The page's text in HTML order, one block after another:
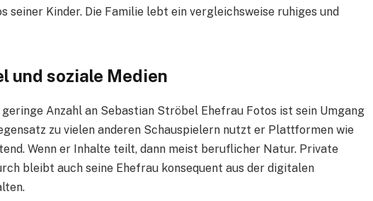
Kinder. Die Familie lebt ein vergleichsweise ruhiges und
und soziale Medien
Anzahl an Sebastian Ströbel Ehefrau Fotos ist sein Umgang
zu vielen anderen Schauspielern nutzt er Plattformen wie
Wenn er Inhalte teilt, dann meist beruflicher Natur. Private
bleibt auch seine Ehefrau konsequent aus der digitalen